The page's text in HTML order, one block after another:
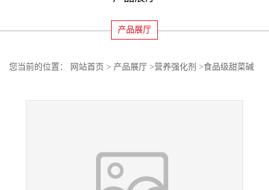
产品展厅
您当前的位置： 网站首页 > 产品展厅 >营养强化剂 >食品级甜菜碱